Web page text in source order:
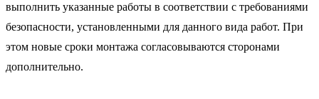
выполнить указанные работы в соответствии с требованиями
безопасности, установленными для данного вида работ. При
этом новые сроки монтажа согласовываются сторонами
дополнительно.